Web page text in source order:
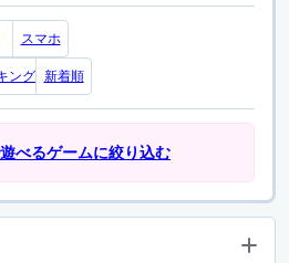
スマホ
ング 新着順
べるゲームに絞り込む